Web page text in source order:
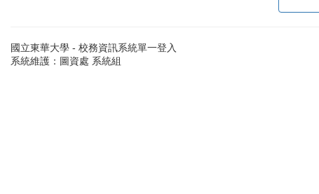
國立東華大學 - 校務資訊系統單一登入
系統維護：圖資處 系統組